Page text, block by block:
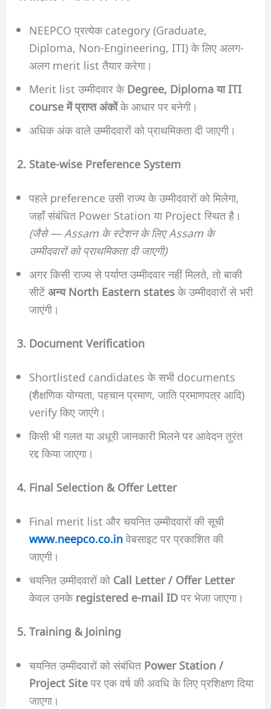
NEEPCO प्रत्येक category (Graduate,
Diploma, Non-Engineering, ITI) के लिए अलग-
अलग merit list तैयार करेगा।
Merit list उम्मीदवार केDegree, Diploma या ITI
course में प्राप्त अंकोंके आधार पर बनेगी।
अधिक अंक वाले उम्मीदवारों को प्राथमिकता दी जाएगी।
2. State-wise Preference System
पहले preference उसी राज्य के उम्मीदवारों को मिलेगा,
जहाँ संबंधित Power Station या Project स्थित है।
(जैसे — Assam के स्टेशन के लिए Assam के
उम्मीदवारों को प्राथमिकता दी जाएगी)
अगर किसी राज्य से पर्याप्त उम्मीदवार नहीं मिलते, तो बाकी
सीटेंअन्य North Eastern statesके उम्मीदवारों से भरी
जाएंगी।
3. Document Verification
Shortlisted candidates के सभी documents
(शैक्षणिक योग्यता, पहचान प्रमाण, जाति प्रमाणपत्र आदि)
verify किए जाएंगे।
किसी भी गलत या अधूरी जानकारी मिलने पर आवेदन तुरंत
रद्द किया जाएगा।
4. Final Selection & Offer Letter
Final merit list और चयनित उम्मीदवारों की सूची
www.neepco.co.inवेबसाइट पर प्रकाशित की
जाएगी।
चयनित उम्मीदवारों कोCall Letter / Offer Letter
केवल उनकेregistered e-mail IDपर भेजा जाएगा।
5. Training & Joining
चयनित उम्मीदवारों को संबंधितPower Station /
Project Siteपर एक वर्ष की अवधि के लिए प्रशिक्षण दिया
जाएगा।